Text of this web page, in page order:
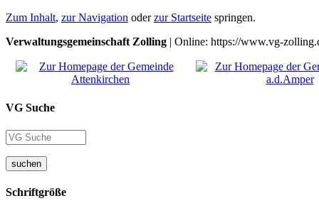
Zum Inhalt, zur Navigation oderzur Startseite springen.
Verwaltungsgemeinschaft Zolling | Online: https://www.vg-
VG Suche
suchen
Schriftgröße